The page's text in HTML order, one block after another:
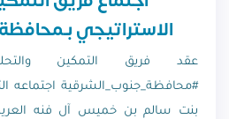
الاستراتيجي
عقد فريق التمكين
#محافظة_جنوب_الشرقية اجتماعه
بنت سالم بن خميس آل فنه